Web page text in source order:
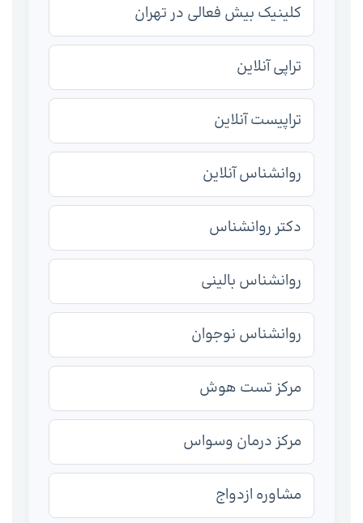
کلینیک بیش فعالی در تهران
تراپی آنلاین
تراپیست آنلاین
روانشناس آنلاین
دکتر روانشناس
روانشناس بالینی
روانشناس نوجوان
مرکز تست هوش
مرکز درمان وسواس
مشاوره ازدواج